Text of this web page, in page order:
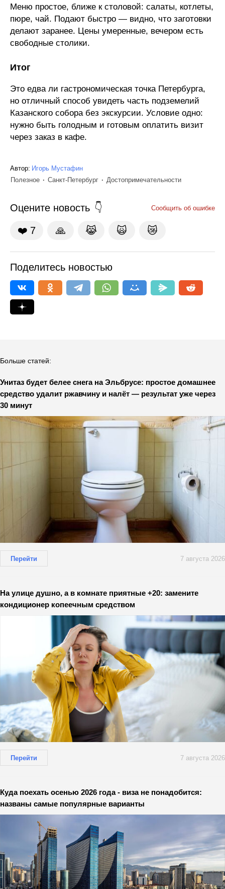
Меню простое, ближе к столовой: салаты, котлеты,
пюре, чай. Подают быстро — видно, что заготовки
делают заранее. Цены умеренные, вечером есть
свободные столики.
Итог
Это едва ли гастрономическая точка Петербурга,
но отличный способ увидеть часть подземелий
Казанского собора без экскурсии. Условие одно:
нужно быть голодным и готовым оплатить визит
через заказ в кафе.
Автор: Игорь Мустафин
Полезное
Санкт-Петербург Достопримечательности
Оцените новость Сообщить об ошибке
❤️ 7 🙏 😹 🙀 😿
Поделитесь новостью
Больше статей:
Унитаз будет белее снега на Эльбрусе: простое домашнее
средство удалит ржавчину и налёт — результат уже через
30 минут
Перейти 7 августа 2026
На улице душно, а в комнате приятные +20: замените
кондиционер копеечным средством
Перейти 7 августа 2026
Куда поехать осенью 2026 года - виза не понадобится:
названы самые популярные варианты